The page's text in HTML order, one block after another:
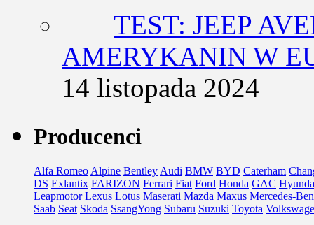
TEST: JEEP
AMERYKANIN W
14 listopada 2024
Producenci
Alfa Romeo Alpine Bentley Audi BMW BYD Caterham
DS Exlantix FARIZON Ferrari Fiat Ford Honda GAC
Leapmotor Lexus Lotus Maserati Mazda Maxus Mercedes-
Saab Seat Skoda SsangYong Subaru Suzuki Toyota